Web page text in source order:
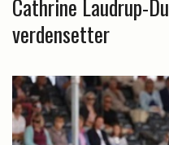
Cathrine Laudrup-
verdensetter